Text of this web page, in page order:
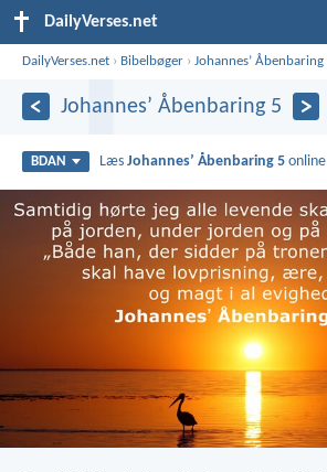
DailyVerses.net
DailyVerses.net › Bibelbøger ›Johannesʼ Åbenbaring
Johannesʼ Åbenbaring 5
BDAN LæsJohannesʼ Åbenbaring 5 online